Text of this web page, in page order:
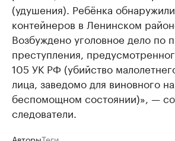
(удушения). Ребёнка
контейнеров в Ленинском
Возбуждено уголовное дело по
преступления,
105 УК РФ (убийство
лица, заведомо для виновного
беспомощном состоянии)», —
следователи.